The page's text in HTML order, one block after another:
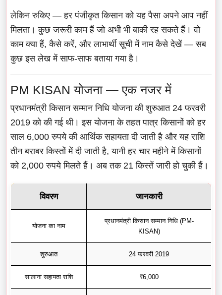
लेकिन रुकिए — हर पंजीकृत किसान को यह पैसा अपने आप नहीं
मिलता। कुछ जरूरी काम हैं जो अभी भी बाकी रह सकते हैं। वो
काम क्या हैं, कैसे करें, और लाभार्थी सूची में नाम कैसे देखें — सब
कुछ इस लेख में साफ-साफ बताया गया है।
PM KISAN योजना — एक नजर में
प्रधानमंत्री किसान सम्मान निधि योजना की शुरुआत 24 फरवरी
2019 को की गई थी। इस योजना के तहत पात्र किसानों को हर
साल 6,000 रुपये की आर्थिक सहायता दी जाती है और यह राशि
तीन बराबर किस्तों में दी जाती है, यानी हर चार महीने में किसानों
को 2,000 रुपये मिलते हैं। अब तक 21 किस्तें जारी हो चुकी हैं।
विवरण जानकारी
योजना का नाम
प्रधानमंत्री किसान सम्मान निधि (PM-
KISAN)
शुरुआत 24 फरवरी 2019
सालाना सहायता राशि ₹6,000